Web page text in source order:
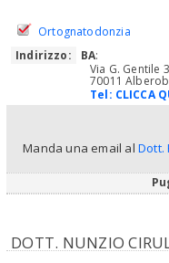
Ortognatodonzia
Indirizzo:
BA:
Via G. Gentile
70011
Tel: CLICCA
Manda una email al Dott.
DOTT. NUNZIO